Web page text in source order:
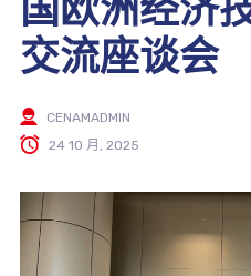
交流座谈会
CENAMADMIN
24 10 月, 2025